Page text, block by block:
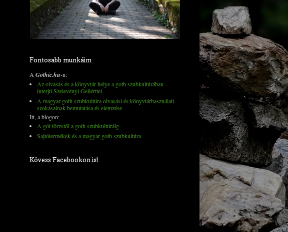
Fontosabb munkáim
A Gothic.hu-n:
Az olvasás és a könyvtár helye a goth szubkultúrában -
interjú Szelevényi Gellérttel
A magyar goth szubkultúra olvasási és könyvtárhasználati
szokásainak bemutatása és elemzése
Itt, a blogon:
A gót törzstől a goth szubkultúráig
Sajtótermékek és a magyar goth szubkultúra
Kövess Facebookon is!